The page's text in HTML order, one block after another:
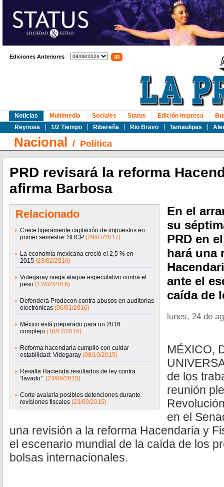
Ediciones Anteriores
Noticias
Reynosa
1/2 Tiempo Ribereña Rio Bravo Tamaulipas
Multimedia Sociales Status Edición Impresa
Nacional / Política
PRD revisará la reforma
afirma Barbosa
Relacionado
Crece ligeramente captación de impuestos en
primer semestre: SHCP (29/07/2017)
La economía mexicana creció el 2,5 % en
2015 (23/02/2016)
Videgaray niega ataque especulativo contra el
peso (12/02/2016)
Defenderá Prodecon contra abusos en auditorías
electrónicas (06/01/2016)
México está preparado para un 2016
complejo (18/12/2015)
Reforma hacendaria cumplió con cuidar
estabilidad: Videgaray (08/10/2015)
Resalta Hacienda resultados de ley contra
“lavado” (24/09/2015)
Corte avalaría posibles detenciones durante
revisiones fiscales (23/09/2015)
En el
su
PRD en
hará una
ante el
caída de
lunes, 24 de
MÉXICO,
de los
reunión
en el
una revisión a la reforma Hacendaria y
el escenario mundial de la caída de los
bolsas internacionales.